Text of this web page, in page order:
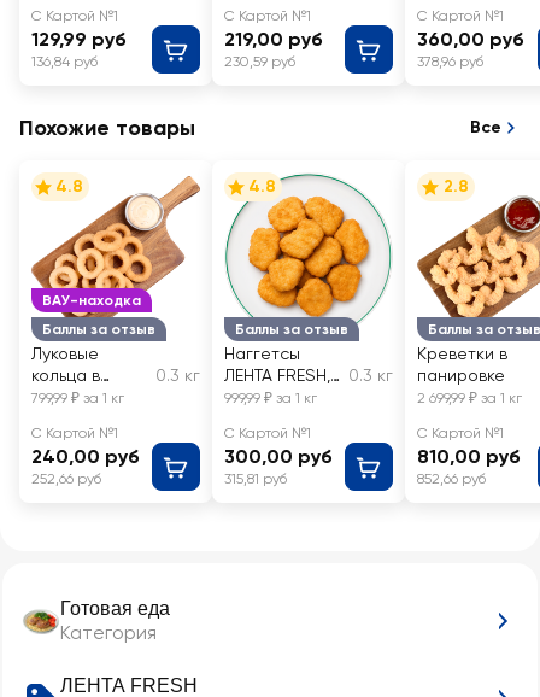
Готовая еда
Категория
ЛЕНТА FRESH
С Картой №1
129,99 руб
136,84 руб
С Картой №1
219,00 руб
230,59 руб
весовые
С Картой №1
360,00 руб
378,96 руб
Похожие товары Все
ВАУ-находка
Баллы за отзыв
4.8
Луковые
кольца в
панировке
0.3 кг
799,99 ₽ за 1 кг
С Картой №1
240,00 руб
252,66 руб
Баллы за отзыв
4.8
Наггетсы
ЛЕНТА FRESH,
весовые
0.3 кг
999,99 ₽ за 1 кг
С Картой №1
300,00 руб
315,81 руб
Баллы за отзыв
2.8
Креветки в
панировке
2 699,99 ₽ за 1 кг
С Картой №1
810,00 руб
852,66 руб